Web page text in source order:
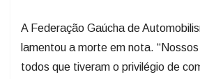
A Federação Gaúcha de
lamentou a morte em nota.
todos que tiveram o privilégio de